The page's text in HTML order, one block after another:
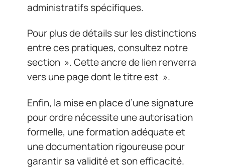
administratifs spécifiques.
Pour plus de détails sur les distinctions
entre ces pratiques, consultez notre
section ». Cette ancre de lien renverra
vers une page dont le titre est ».
Enfin, la mise en place d’une signature
pour ordre nécessite une autorisation
formelle, une formation adéquate et
une documentation rigoureuse pour
garantir sa validité et son efficacité.